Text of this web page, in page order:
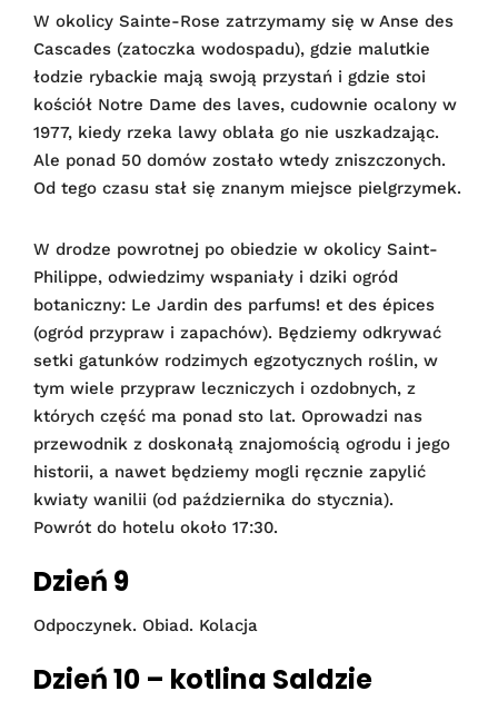
W okolicy Sainte-Rose zatrzymamy się w Anse des
Cascades (zatoczka wodospadu), gdzie malutkie
łodzie rybackie mają swoją przystań i gdzie stoi
kościół Notre Dame des laves, cudownie ocalony w
1977, kiedy rzeka lawy oblała go nie uszkadzając.
Ale ponad 50 domów zostało wtedy zniszczonych.
Od tego czasu stał się znanym miejsce pielgrzymek.
W drodze powrotnej po obiedzie w okolicy Saint-
Philippe, odwiedzimy wspaniały i dziki ogród
botaniczny: Le Jardin des parfums! et des épices
(ogród przypraw i zapachów). Będziemy odkrywać
setki gatunków rodzimych egzotycznych roślin, w
tym wiele przypraw leczniczych i ozdobnych, z
których część ma ponad sto lat. Oprowadzi nas
przewodnik z doskonałą znajomością ogrodu i jego
historii, a nawet będziemy mogli ręcznie zapylić
kwiaty wanilii (od października do stycznia).
Powrót do hotelu około 17:30.
Dzień 9
Odpoczynek. Obiad. Kolacja
Dzień 10 – kotlina Saldzie